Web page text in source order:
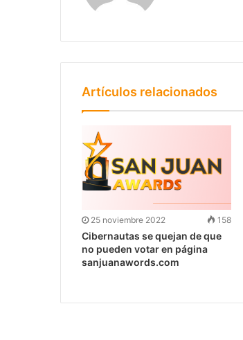
Artículos relacionados
25 noviembre 2022 158
Cibernautas se quejan de que
no pueden votar en página
sanjuanawords.com